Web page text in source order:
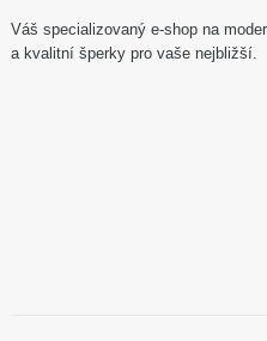
Váš specializovaný e-shop na
a kvalitní šperky pro vaše nejbližší.